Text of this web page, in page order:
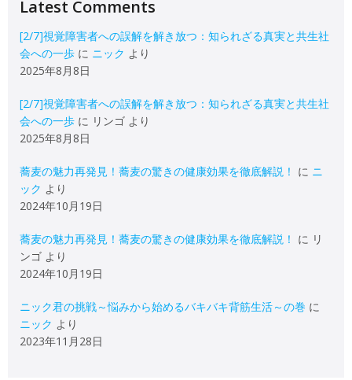
Latest Comments
[2/7]視覚障害者への誤解を解き放つ：知られざる真実と共生社
会への一歩 に ニック より
2025年8月8日
[2/7]視覚障害者への誤解を解き放つ：知られざる真実と共生社
会への一歩 に リンゴ より
2025年8月8日
蕎麦の魅力再発見！蕎麦の驚きの健康効果を徹底解説！ に ニ
ック より
2024年10月19日
蕎麦の魅力再発見！蕎麦の驚きの健康効果を徹底解説！ に リ
ンゴ より
2024年10月19日
ニック君の挑戦～悩みから始めるバキバキ背筋生活～の巻 に
ニック より
2023年11月28日